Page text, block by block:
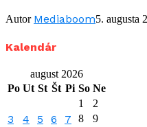
Autor Mediaboom5. augusta
Kalendár
august 2026
Po Ut St Št Pi So Ne
1
2
3 4 5 6 7 8 9